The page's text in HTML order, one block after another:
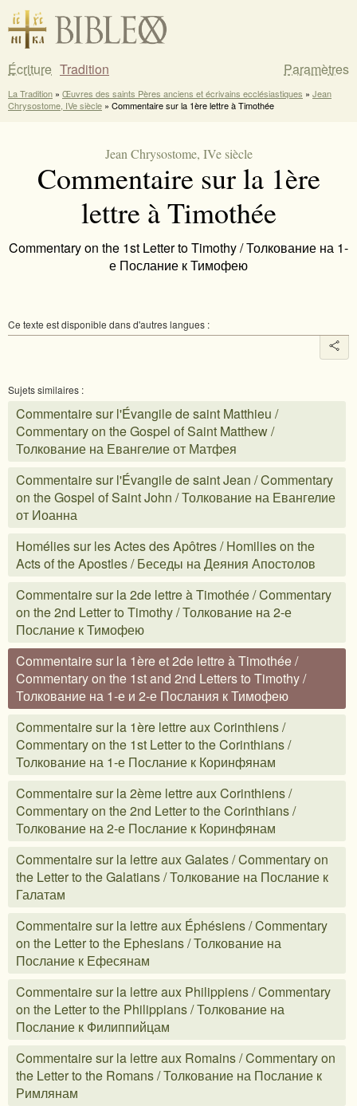
Écriture Tradition Paramètres
La Tradition » Œuvres des saints Pères anciens et écrivains ecclésiastiques » Jean
Chrysostome, IVe siècle » Commentaire sur la 1ère lettre à Timothée
Jean Chrysostome, IVe siècle
Commentaire sur la 1ère
lettre à Timothée
Commentary on the 1st Letter to Timothy / Толкование на 1-
е Послание к Тимофею
Ce texte est disponible dans d'autres langues :
Sujets similaires :
Commentaire sur l'Évangile de saint Matthieu /
Commentary on the Gospel of Saint Matthew /
Толкование на Евангелие от Матфея
Commentaire sur l'Évangile de saint Jean / Commentary
on the Gospel of Saint John / Толкование на Евангелие
от Иоанна
Homélies sur les Actes des Apôtres / Homilies on the
Acts of the Apostles / Беседы на Деяния Апостолов
Commentaire sur la 2de lettre à Timothée / Commentary
on the 2nd Letter to Timothy / Толкование на 2-е
Послание к Тимофею
Commentaire sur la 1ère et 2de lettre à Timothée /
Commentary on the 1st and 2nd Letters to Timothy /
Толкование на 1-е и 2-е Послания к Тимофею
Commentaire sur la 1ère lettre aux Corinthiens /
Commentary on the 1st Letter to the Corinthians /
Толкование на 1-е Послание к Коринфянам
Commentaire sur la 2ème lettre aux Corinthiens /
Commentary on the 2nd Letter to the Corinthians /
Толкование на 2-е Послание к Коринфянам
Commentaire sur la lettre aux Galates / Commentary on
the Letter to the Galatians / Толкование на Послание к
Галатам
Commentaire sur la lettre aux Éphésiens / Commentary
on the Letter to the Ephesians / Толкование на
Послание к Ефесянам
Commentaire sur la lettre aux Philippiens / Commentary
on the Letter to the Philippians / Толкование на
Послание к Филиппийцам
Commentaire sur la lettre aux Romains / Commentary on
the Letter to the Romans / Толкование на Послание к
Римлянам